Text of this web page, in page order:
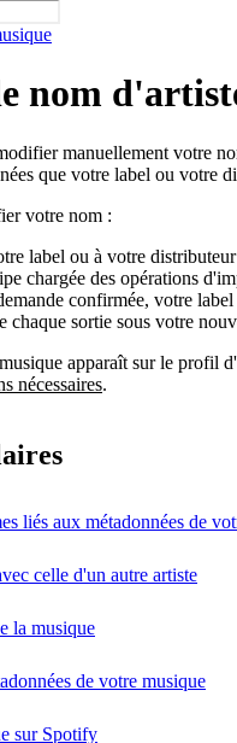
nom
manuellement votre
que votre label ou votre
votre nom :
label ou à votre
chargée des opérations
confirmée, votre
chaque sortie sous votre
apparaît sur le profil
nécessaires.
liés aux métadonnées de
celle d'un autre artiste
la musique
de votre musique
sur Spotify